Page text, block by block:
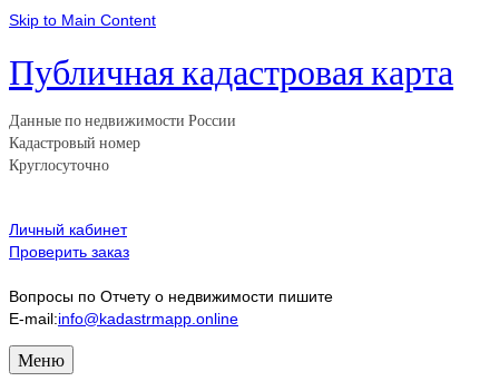
Skip to Main Content
Публичная кадастровая карта
Данные по недвижимости России
Кадастровый номер
Круглосуточно
Личный кабинет
Проверить заказ
Вопросы по Отчету о недвижимости пишите
E-mail:info@kadastrmapp.online
Меню